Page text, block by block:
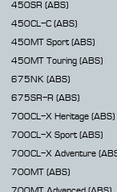
450SR (ABS)
450CL-C (ABS)
450MT Sport (ABS)
450MT Touring (ABS)
675NK (ABS)
675SR-R (ABS)
700CL-X Heritage (ABS)
700CL-X Sport (ABS)
700CL-X Adventure
700MT (ABS)